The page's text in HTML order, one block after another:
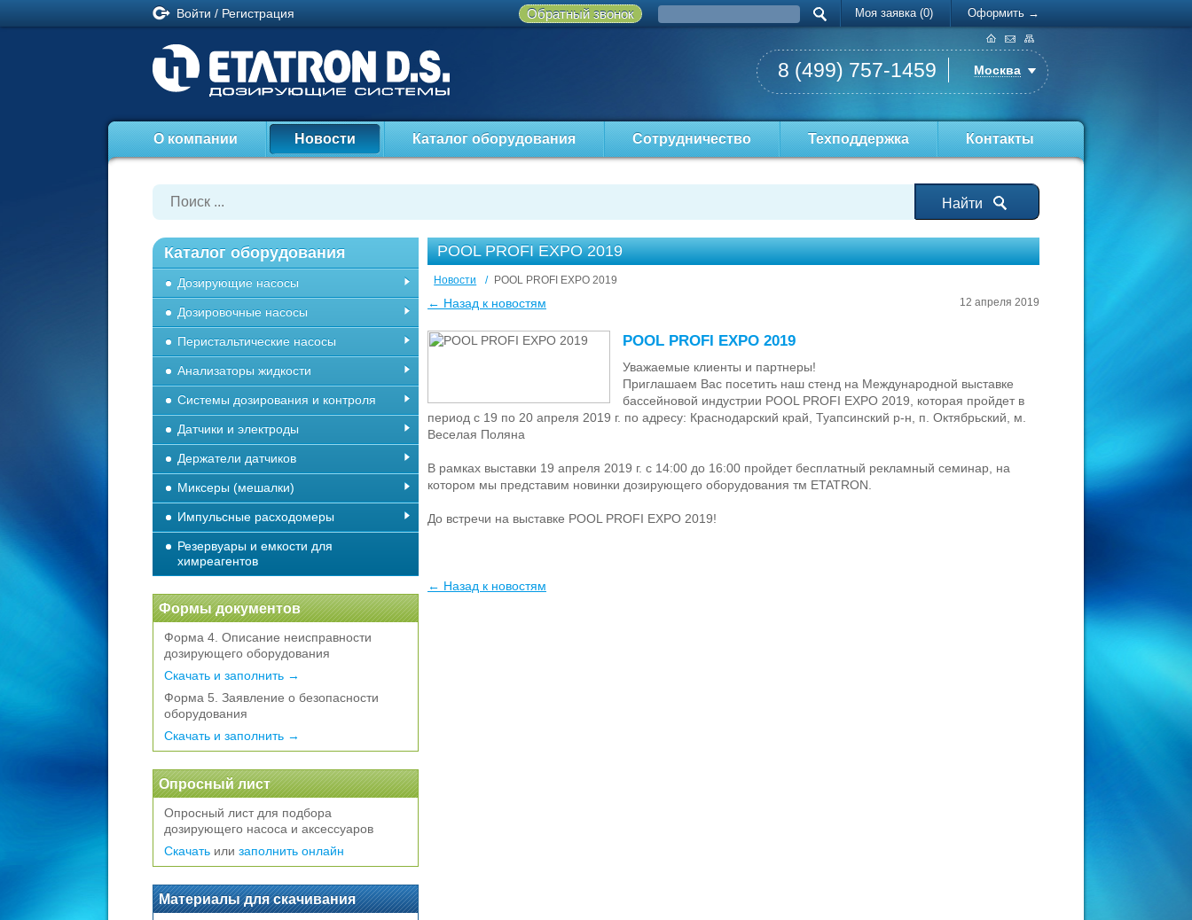
Войти / Регистрация Моя заявка (0) Оформить →
Обратный звонок
О компании Новости Каталог оборудования Сотрудничество Техподдержка Контакты
8 (499) 757-1459 Москва
Найти
POOL PROFI EXPO 2019
Новости / POOL PROFI EXPO 2019
12 апреля 2019
← Назад к новостям
POOL PROFI EXPO 2019
Уважаемые клиенты и партнеры!
Приглашаем Вас посетить наш стенд на Международной выставке
бассейновой индустрии POOL PROFI EXPO 2019, которая пройдет в
период с 19 по 20 апреля 2019 г. по адресу: Краснодарский край, Туапсинский р-н, п. Октябрьский, м.
Веселая Поляна
В рамках выставки 19 апреля 2019 г. с 14:00 до 16:00 пройдет бесплатный рекламный семинар, на
котором мы представим новинки дозирующего оборудования тм ETATRON.
До встречи на выставке POOL PROFI EXPO 2019!
← Назад к новостям
Каталог оборудования
Дозирующие насосы
Дозировочные насосы
Перистальтические насосы
Анализаторы жидкости
Системы дозирования и контроля
Датчики и электроды
Держатели датчиков
Миксеры (мешалки)
Импульсные расходомеры
Резервуары и емкости для
химреагентов
Формы документов
Форма 4. Описание неисправности
дозирующего оборудования
Скачать и заполнить →
Форма 5. Заявление о безопасности
оборудования
Скачать и заполнить →
Опросный лист
Опросный лист для подбора
дозирующего насоса и аксессуаров
Скачать или заполнить онлайн
Материалы для скачивания